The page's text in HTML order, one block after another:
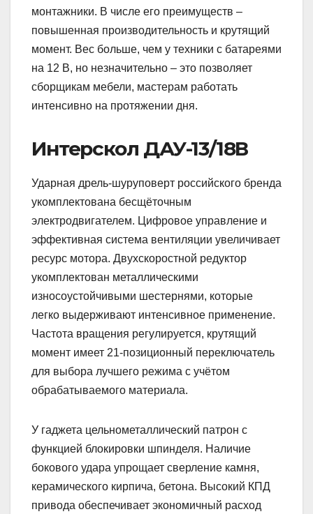
монтажники. В числе его преимуществ –
повышенная производительность и крутящий
момент. Вес больше, чем у техники с батареями
на 12 В, но незначительно – это позволяет
сборщикам мебели, мастерам работать
интенсивно на протяжении дня.
Интерскол ДАУ-13/18В
Ударная дрель-шуруповерт российского бренда
укомплектована бесщёточным
электродвигателем. Цифровое управление и
эффективная система вентиляции увеличивает
ресурс мотора. Двухскоростной редуктор
укомплектован металлическими
износоустойчивыми шестернями, которые
легко выдерживают интенсивное применение.
Частота вращения регулируется, крутящий
момент имеет 21-позиционный переключатель
для выбора лучшего режима с учётом
обрабатываемого материала.
У гаджета цельнометаллический патрон с
функцией блокировки шпинделя. Наличие
бокового удара упрощает сверление камня,
керамического кирпича, бетона. Высокий КПД
привода обеспечивает экономичный расход